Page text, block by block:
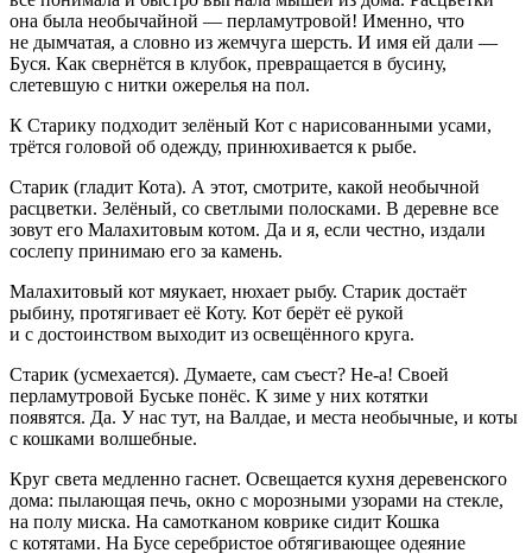
она была необычайной — перламутровой! Именно, что
не дымчатая, а словно из жемчуга шерсть. И имя ей дали —
Буся. Как свернётся в клубок, превращается в бусину,
слетевшую с нитки ожерелья на пол.
К Старику подходит зелёный Кот с нарисованными усами,
трётся головой об одежду, принюхивается к рыбе.
Старик (гладит Кота). А этот, смотрите, какой необычной
расцветки. Зелёный, со светлыми полосками. В деревне все
зовут его Малахитовым котом. Да и я, если честно, издали
сослепу принимаю его за камень.
Малахитовый кот мяукает, нюхает рыбу. Старик достаёт
рыбину, протягивает её Коту. Кот берёт её рукой
и с достоинством выходит из освещённого круга.
Старик (усмехается). Думаете, сам съест? Не-а! Своей
перламутровой Буське понёс. К зиме у них котятки
появятся. Да. У нас тут, на Валдае, и места необычные, и коты
с кошками волшебные.
Круг света медленно гаснет. Освещается кухня деревенского
дома: пылающая печь, окно с морозными узорами на стекле,
на полу миска. На самотканом коврике сидит Кошка
с котятами. На Бусе серебристое обтягивающее одеяние